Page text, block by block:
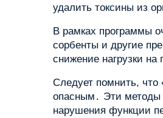
удалить токсины из
В рамках программы
сорбенты и другие
снижение нагрузки
Следует помнить,
опасным․ Эти методы
нарушения функции